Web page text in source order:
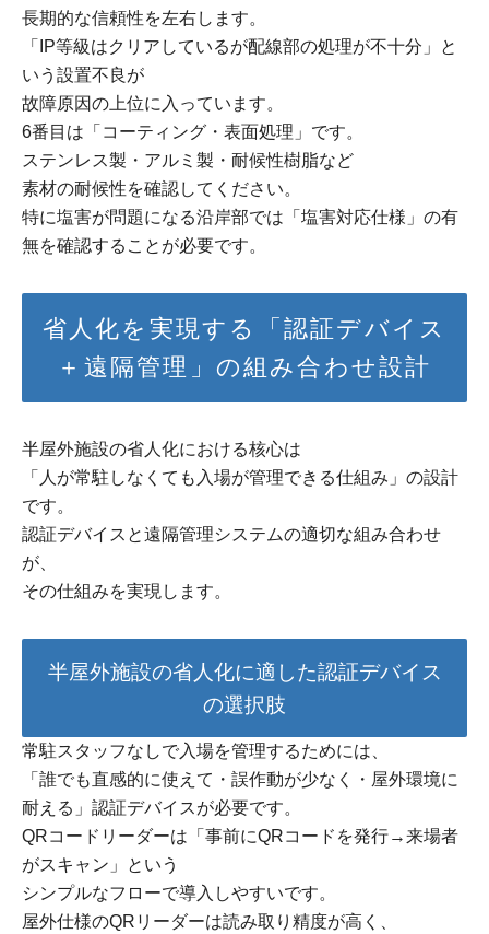
長期的な信頼性を左右します。
「IP等級はクリアしているが配線部の処理が不十分」と
いう設置不良が
故障原因の上位に入っています。
6番目は「コーティング・表面処理」です。
ステンレス製・アルミ製・耐候性樹脂など
素材の耐候性を確認してください。
特に塩害が問題になる沿岸部では「塩害対応仕様」の有
無を確認することが必要です。
省人化を実現する「認証デバイス
＋遠隔管理」の組み合わせ設計
半屋外施設の省人化における核心は
「人が常駐しなくても入場が管理できる仕組み」の設計
です。
認証デバイスと遠隔管理システムの適切な組み合わせ
が、
その仕組みを実現します。
半屋外施設の省人化に適した認証デバイス
の選択肢
常駐スタッフなしで入場を管理するためには、
「誰でも直感的に使えて・誤作動が少なく・屋外環境に
耐える」認証デバイスが必要です。
QRコードリーダーは「事前にQRコードを発行→来場者
がスキャン」という
シンプルなフローで導入しやすいです。
屋外仕様のQRリーダーは読み取り精度が高く、